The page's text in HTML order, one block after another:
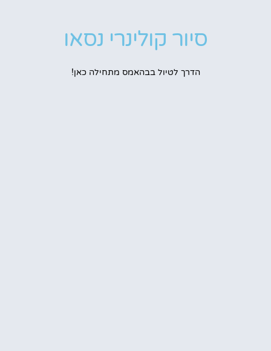
סיור קולינרי נסאו
הדרך לטיול בבהאמס מתחילה כאן!